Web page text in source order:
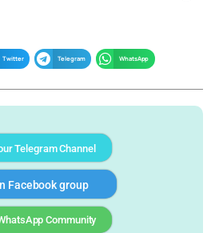
Twitter Telegram WhatsApp
Telegram Channel
Facebook group
Community